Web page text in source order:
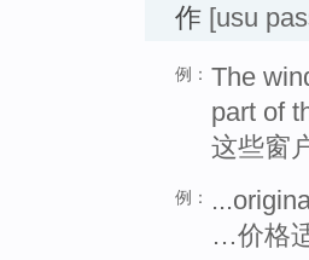
作 [usu
例： The
part of
这些窗
例：
…价格